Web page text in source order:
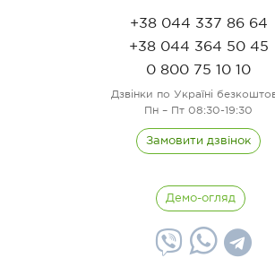
+38 044 337 86 64
+38 044 364 50 45
0 800 75 10 10
Дзвінки по Україні
Пн – Пт 08:30-19:30
Замовити дзвінок
Демо-огляд